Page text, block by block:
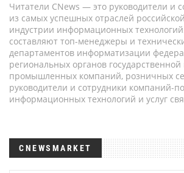
Читатели CNews — это руководители и
из самых успешных отраслей
индустрии информационных
составляют топ-менеджеры и
департаментов информатизации
региональных органов государственной
промышленных компаний, розничных
руководители и сотрудники компаний-
информационных технологий и услуг
CNEWSMARKET